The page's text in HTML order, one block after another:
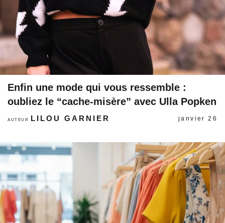
Enfin une mode qui vous ressemble :
oubliez le “cache-misère” avec Ulla Popken
AUTEUR LILOU GARNIER janvier 26